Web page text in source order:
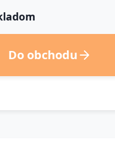
Do obchodu